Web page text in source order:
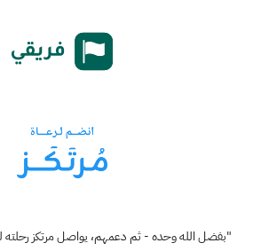
"بفضل الله وحده - ثم دعمهم، يواصل مرتكز رحلته